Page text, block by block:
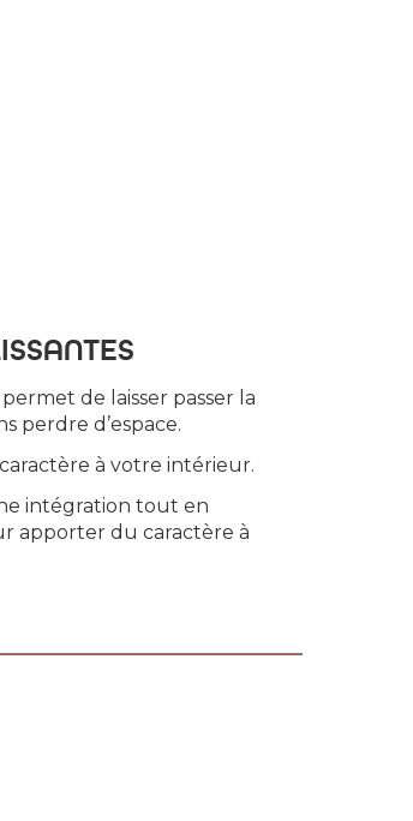
de laisser passer la
perdre d’espace.
à votre intérieur.
intégration tout en
apporter du caractère à